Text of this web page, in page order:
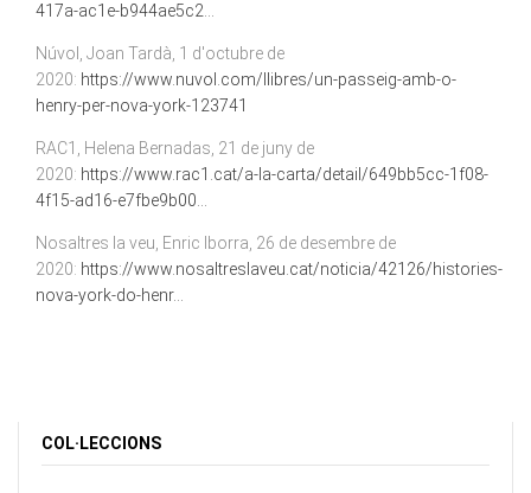
417a-ac1e-b944ae5c2...
Núvol, Joan Tardà, 1 d'octubre de
2020: https://www.nuvol.com/llibres/un-passeig-amb-o-
henry-per-nova-york-123741
RAC1, Helena Bernadas, 21 de juny de
2020: https://www.rac1.cat/a-la-carta/detail/649bb5cc-1f08-
4f15-ad16-e7fbe9b00...
Nosaltres la veu, Enric Iborra, 26 de desembre de
2020: https://www.nosaltreslaveu.cat/noticia/42126/histories-
nova-york-do-henr...
COL·LECCIONS